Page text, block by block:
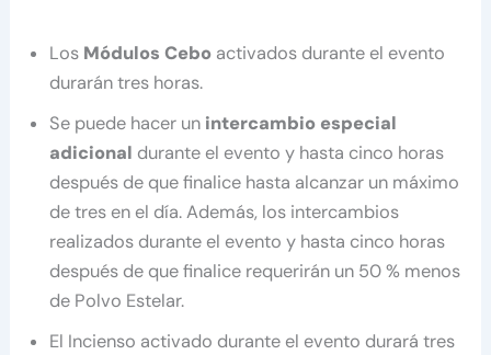
Los Módulos Cebo activados durante el evento
durarán tres horas.
Se puede hacer un intercambio especial
adicional durante el evento y hasta cinco horas
después de que finalice hasta alcanzar un máximo
de tres en el día. Además, los intercambios
realizados durante el evento y hasta cinco horas
después de que finalice requerirán un 50 % menos
de Polvo Estelar.
El Incienso activado durante el evento durará tres